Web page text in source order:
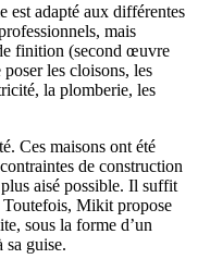
est adapté aux différentes
mais
finition (second œuvre
les cloisons, les
la plomberie, les
Ces maisons ont été
de construction
aisé possible. Il suffit
Toutefois, Mikit propose
sous la forme d’un
sa guise.